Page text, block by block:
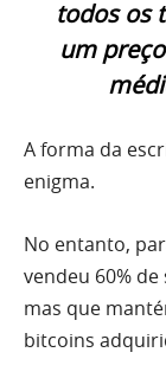
todos os
um
A forma da
enigma.
No entanto,
vendeu 60%
mas que
bitcoins